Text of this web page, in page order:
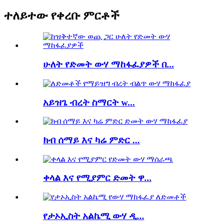
ተለይተው የቀረቡ ምርቶች
ሁለት የድመት ውሃ ማከፋፈያዎች በ...
አይዝጌ ብረት ስማርት w...
ክብ ሰማይ እና ካሬ ምድር ...
ቀላል እና የሚያምር ድመት ዋ...
የታኦኢስት አልኬሚ ውሃ ዲ...